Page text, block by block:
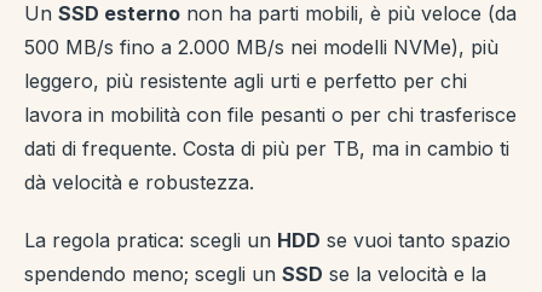
Un SSD esterno non ha parti mobili, è più veloce (da
500 MB/s fino a 2.000 MB/s nei modelli NVMe), più
leggero, più resistente agli urti e perfetto per chi
lavora in mobilità con file pesanti o per chi trasferisce
dati di frequente. Costa di più per TB, ma in cambio ti
dà velocità e robustezza.
La regola pratica: scegli un HDD se vuoi tanto spazio
spendendo meno; scegli un SSD se la velocità e la